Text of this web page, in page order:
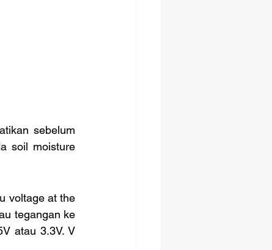
soil moisture
tegangan ke
atau 3.3V. V